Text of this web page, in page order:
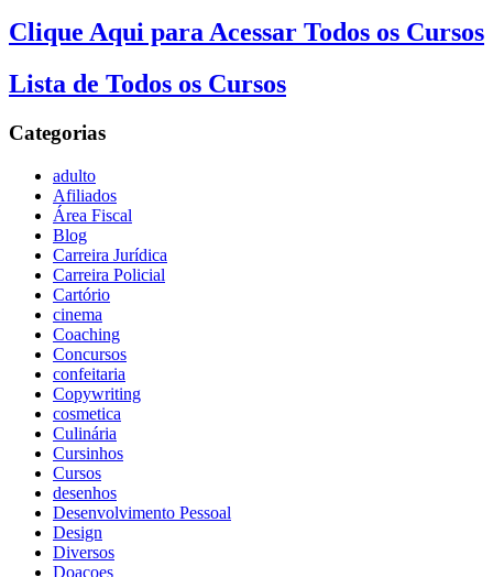
Clique Aqui para Acessar Todos os Cursos
Lista de Todos os Cursos
Categorias
adulto
Afiliados
Área Fiscal
Blog
Carreira Jurídica
Carreira Policial
Cartório
cinema
Coaching
Concursos
confeitaria
Copywriting
cosmetica
Culinária
Cursinhos
Cursos
desenhos
Desenvolvimento Pessoal
Design
Diversos
Doaçoes